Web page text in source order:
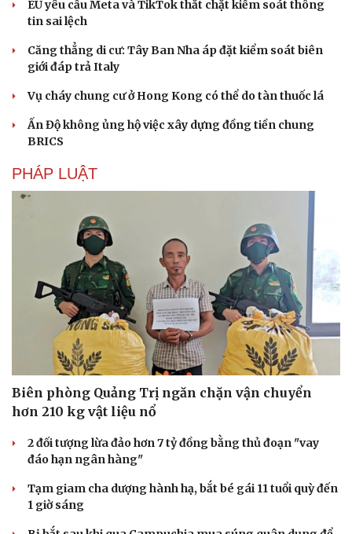
Du lịch
Tư vấn
Săn Tour
Podcast
Đọc truyện đêm khuya
EU yêu cầu Meta và TikTok thắt chặt kiểm soát thông
tin sai lệch
Căng thẳng di cư: Tây Ban Nha áp đặt kiểm soát biên
giới đáp trả Italy
Vụ cháy chung cư ở Hong Kong có thể do tàn thuốc lá
Ấn Độ không ủng hộ việc xây dựng đồng tiền chung
BRICS
PHÁP LUẬT
Biên phòng Quảng Trị ngăn chặn vận chuyển
hơn 210 kg vật liệu nổ
2 đối tượng lừa đảo hơn 7 tỷ đồng bằng thủ đoạn "vay
đáo hạn ngân hàng"
Tạm giam cha dượng hành hạ, bắt bé gái 11 tuổi quỳ đến
1 giờ sáng